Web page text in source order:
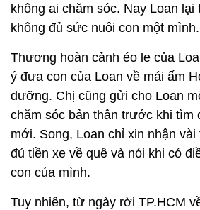
không ai chăm sóc. Nay Loan lại
không đủ sức nuôi con một mình.
Thương hoàn cảnh éo le của
ý đưa con của Loan về mái ấm
dưỡng. Chị cũng gửi cho Loan
chăm sóc bản thân trước khi tìm
mới. Song, Loan chỉ xin nhận
đủ tiền xe về quê và nói khi có
con của mình.
Tuy nhiên, từ ngày rời TP.HCM